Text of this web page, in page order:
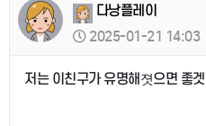
다낭플레이
2025-01-21 14:03
저는 이친구가 유명해졋으면 좋